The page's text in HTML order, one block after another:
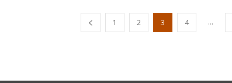
1 2 3 4 ...